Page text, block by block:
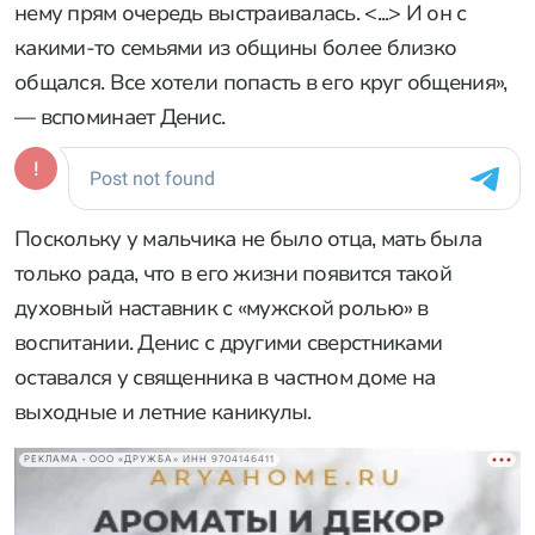
нему прям очередь выстраивалась. <...> И он с
какими-то семьями из общины более близко
общался. Все хотели попасть в его круг общения»,
— вспоминает Денис.
Поскольку у мальчика не было отца, мать была
только рада, что в его жизни появится такой
духовный наставник с «мужской ролью» в
воспитании. Денис с другими сверстниками
оставался у священника в частном доме на
выходные и летние каникулы.
РЕКЛАМА • ООО «ДРУЖБА» ИНН 9704146411